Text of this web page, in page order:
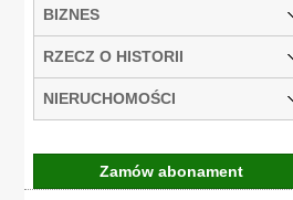
BIZNES
RZECZ O HISTORII
NIERUCHOMOŚCI
Zamów abonament